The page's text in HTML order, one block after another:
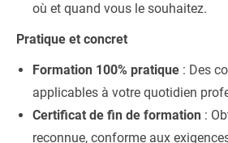
où et quand vous le souhaitez.
Pratique et concret
Formation 100% pratique : Des
applicables à votre quotidien
Certificat de fin de formation :
reconnue, conforme aux